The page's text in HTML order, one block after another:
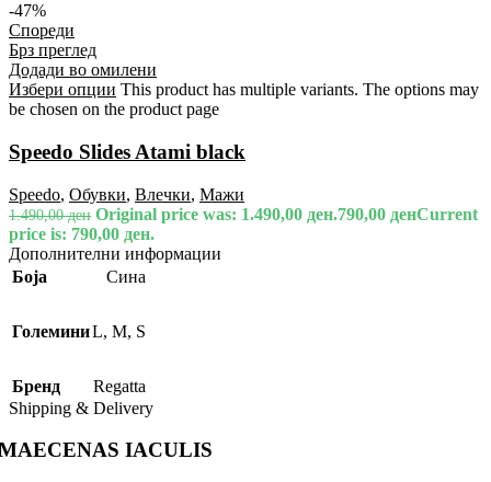
-47%
Спореди
Брз преглед
Додади во омилени
Избери опции This product has multiple variants. The options may
be chosen on the product page
Speedo Slides Atami black
Speedo, Обувки, Влечки, Мажи
1.490,00ден Original price was: 1.490,00 ден.790,00 денCurrent
price is: 790,00 ден.
Дополнителни информации
Боја
Сина
ГолеминиL, M, S
Бренд
Regatta
Shipping & Delivery
IACULIS